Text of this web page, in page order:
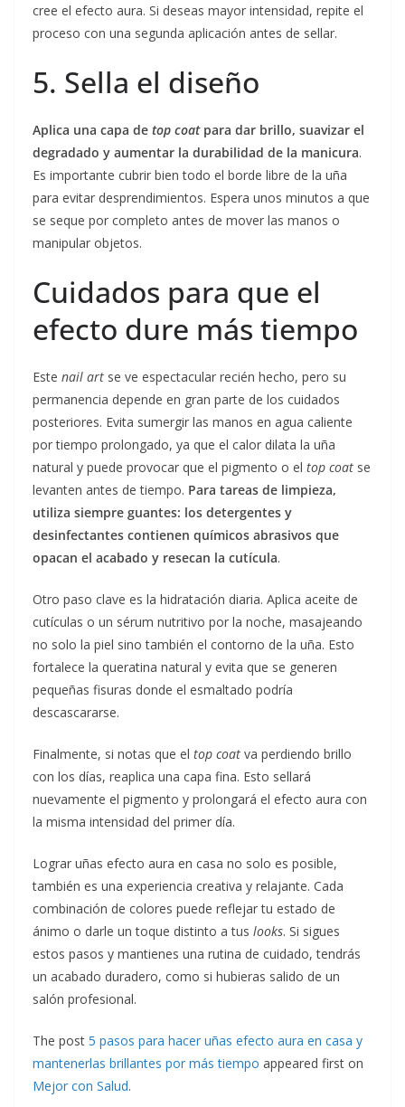
cree el efecto aura. Si deseas mayor intensidad, repite el
proceso con una segunda aplicación antes de sellar.
5. Sella el diseño
Aplica una capa de top coatpara dar brillo, suavizar el
degradado y aumentar la durabilidad de la manicura.
Es importante cubrir bien todo el borde libre de la uña
para evitar desprendimientos. Espera unos minutos a que
se seque por completo antes de mover las manos o
manipular objetos.
Cuidados para que el
efecto dure más tiempo
Este nail art se ve espectacular recién hecho, pero su
permanencia depende en gran parte de los cuidados
posteriores. Evita sumergir las manos en agua caliente
por tiempo prolongado, ya que el calor dilata la uña
natural y puede provocar que el pigmento o el top coat se
levanten antes de tiempo. Para tareas de limpieza,
utiliza siempre guantes: los detergentes y
desinfectantes contienen químicos abrasivos que
opacan el acabado y resecan la cutícula.
Otro paso clave es la hidratación diaria. Aplica aceite de
cutículas o un sérum nutritivo por la noche, masajeando
no solo la piel sino también el contorno de la uña. Esto
fortalece la queratina natural y evita que se generen
pequeñas fisuras donde el esmaltado podría
descascararse.
Finalmente, si notas que el top coat va perdiendo brillo
con los días, reaplica una capa fina. Esto sellará
nuevamente el pigmento y prolongará el efecto aura con
la misma intensidad del primer día.
Lograr uñas efecto aura en casa no solo es posible,
también es una experiencia creativa y relajante. Cada
combinación de colores puede reflejar tu estado de
ánimo o darle un toque distinto a tus looks. Si sigues
estos pasos y mantienes una rutina de cuidado, tendrás
un acabado duradero, como si hubieras salido de un
salón profesional.
The post 5 pasos para hacer uñas efecto aura en casa y
mantenerlas brillantes por más tiempo appeared first on
Mejor con Salud.